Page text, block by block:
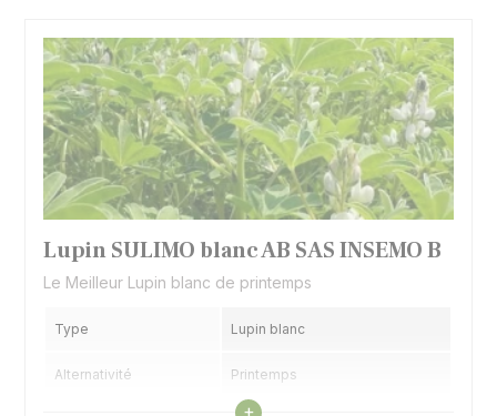
Lupin SULIMO blanc AB SAS INSEMO B
Le Meilleur Lupin blanc de printemps
Type Lupin blanc
Alternativité Printemps
Voir les caractéristiques
+